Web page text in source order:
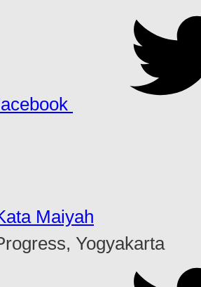
Maiyah
Yogyakarta